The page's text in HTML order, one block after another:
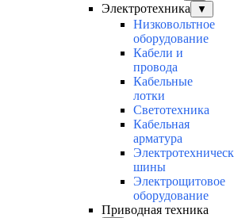
Электротехника ▼
Низковольтное
оборудование
Кабели и
провода
Кабельные
лотки
Светотехника
Кабельная
арматура
шины
Электрощитовое
оборудование
Приводная техника